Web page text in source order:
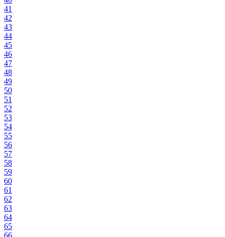
41
42
43
44
45
46
47
48
49
50
51
52
53
54
55
56
57
58
59
60
61
62
63
64
65
66